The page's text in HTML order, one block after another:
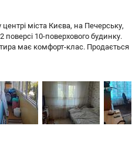
міста Києва, на Печерську,
10-поверхового будинку.
має комфорт-клас. Продається
піч, холодильник, пральна
є кодовий замок у